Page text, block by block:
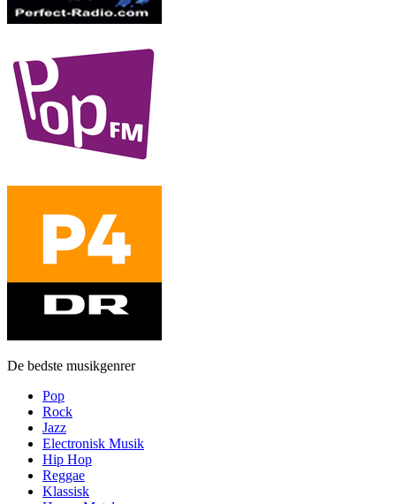
De bedste musikgenrer
Pop
Rock
Jazz
Electronisk Musik
Hip Hop
Reggae
Klassisk